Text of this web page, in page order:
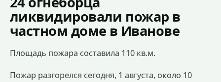
ликвидировали пожар в
частном доме в Иванове
Площадь пожара составила 110 кв.м.
Пожар разгорелся сегодня, 1 августа, около 10